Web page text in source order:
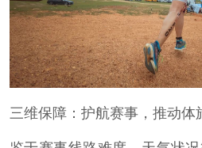
三维保障：护航赛事，推动体